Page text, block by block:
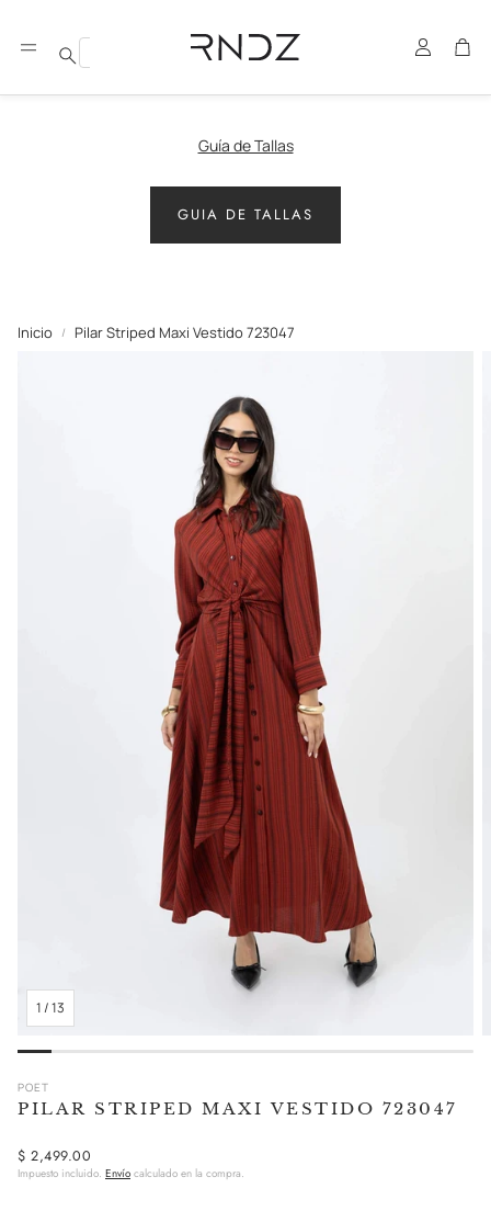
Buscar
Cuenta
Guía de Tallas
GUIA DE TALLAS
Inicio Pilar Striped Maxi Vestido 723047
1/13
POET
PILAR STRIPED MAXI VESTIDO 723047
Precio
regular
$ 2,499.00
Impuesto incluido. Envío calculado en la compra.